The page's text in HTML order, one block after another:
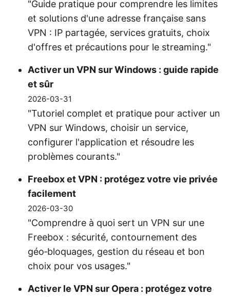
"Guide pratique pour comprendre les limites
et solutions d'une adresse française sans
VPN : IP partagée, services gratuits, choix
d'offres et précautions pour le streaming."
Activer un VPN sur Windows : guide rapide
et sûr
2026-03-31
"Tutoriel complet et pratique pour activer un
VPN sur Windows, choisir un service,
configurer l'application et résoudre les
problèmes courants."
Freebox et VPN : protégez votre vie privée
facilement
2026-03-30
"Comprendre à quoi sert un VPN sur une
Freebox : sécurité, contournement des
géo‑bloquages, gestion du réseau et bon
choix pour vos usages."
Activer le VPN sur Opera : protégez votre